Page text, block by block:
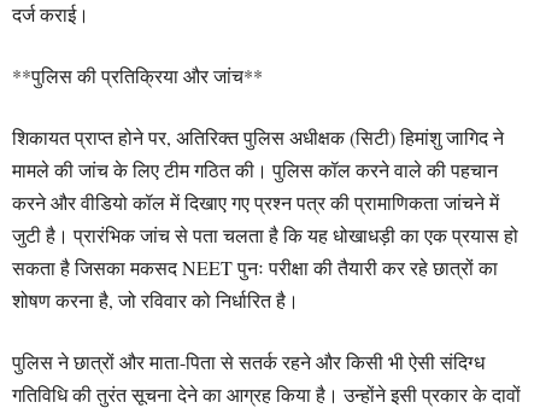
दर्ज कराई।
**पुलिस की प्रतिक्रिया और जांच**
शिकायत प्राप्त होने पर, अतिरिक्त पुलिस अधीक्षक (सिटी) हिमांशु जागिद ने
मामले की जांच के लिए टीम गठित की। पुलिस कॉल करने वाले की पहचान
करने और वीडियो कॉल में दिखाए गए प्रश्न पत्र की प्रामाणिकता जांचने में
जुटी है। प्रारंभिक जांच से पता चलता है कि यह धोखाधड़ी का एक प्रयास हो
सकता है जिसका मकसद NEET पुनः परीक्षा की तैयारी कर रहे छात्रों का
शोषण करना है, जो रविवार को निर्धारित है।
पुलिस ने छात्रों और माता-पिता से सतर्क रहने और किसी भी ऐसी संदिग्ध
गतिविधि की तुरंत सूचना देने का आग्रह किया है। उन्होंने इसी प्रकार के दावों